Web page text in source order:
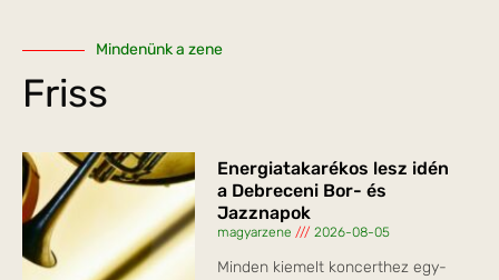
Mindenünk a zene
Friss
Energiatakarékos lesz idén
a Debreceni Bor- és
Jazznapok
magyarzene 2026-08-05
Minden kiemelt koncerthez egy-